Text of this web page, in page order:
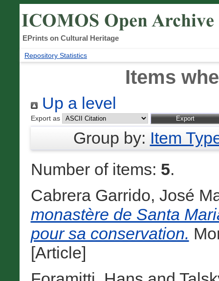
EPrints on Cultural Heritage
Repository Statistics
Items
Up a level
Export as
Group by: Item
Number of items: 5.
Cabrera Garrido, José
monastère de Santa
pour sa conservation.
[Article]